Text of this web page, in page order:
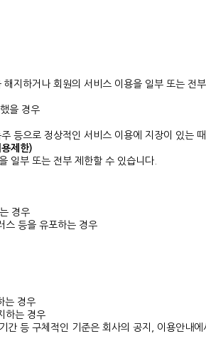
지하거나 회원의 서비스 이용을 일부 또는 전
을 경우
등으로 정상적인 서비스 이용에 지장이 있는
제한)
일부 또는 전부 제한할 수 있습니다.
경우
스 등을 유포하는 경우
는 경우
하는 경우
등 구체적인 기준은 회사의 공지, 이용안내에